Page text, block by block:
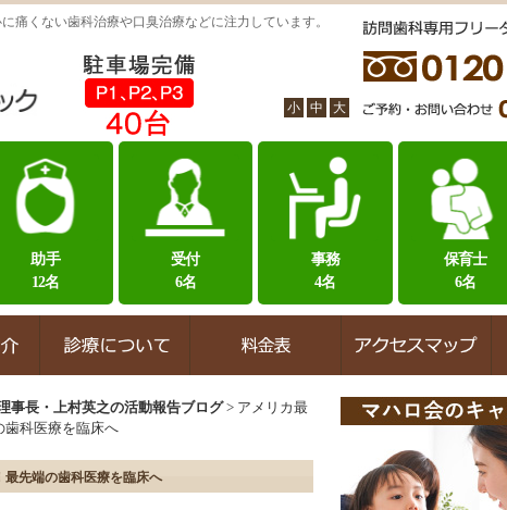
痛くない歯科治療や口臭治療などに注力しています。
小 中 大
助手
12名
受付
6名
事務
4名
保育士
6名
事長・上村英之の活動報告ブログ> アメリカ最
歯科医療を臨床へ
最先端の歯科医療を臨床へ